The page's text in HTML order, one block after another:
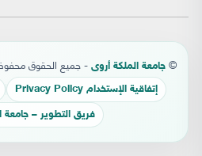
© جامعة الملكة أروى - جميع الحقوق محفوظة 1996 -
إتفاقية الإستخدام Privacy Policy
فريق التطوير – جامعة